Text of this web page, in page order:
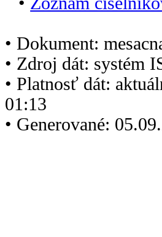
• Dokument:
• Zdroj dát: systém
• Platnosť dát:
01:13
• Generované: